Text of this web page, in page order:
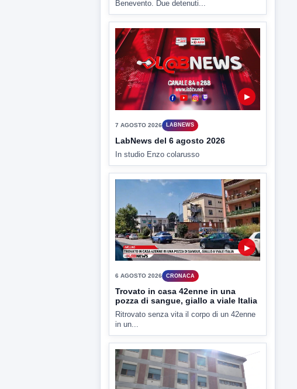
▶
7 AGOSTO 2026 CRONACA
Ancora tensione nel carcere: due
agenti feriti dopo nuove
aggressioni
Nuove giornate di tensioni nel carcere di
Benevento. Due detenuti...
▶
7 AGOSTO 2026 LABNEWS
LabNews del 6 agosto 2026
In studio Enzo colarusso